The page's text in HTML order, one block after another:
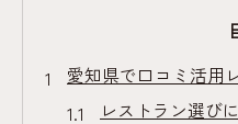
愛知県で口コミ活用
レストラン選び